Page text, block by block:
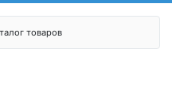
товаров